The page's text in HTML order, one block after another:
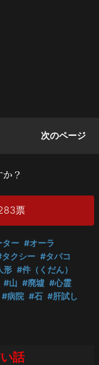
次のページ
？
票
ター #オーラ
クシー #タバコ
形 #件（くだん）
#山 #廃墟 #心霊
#病院 #石 #肝試し
話